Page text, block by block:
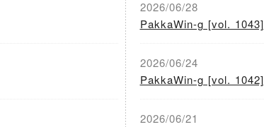
2026/06/28
PakkaWin-g [vol. 1043]
2026/06/24
PakkaWin-g [vol. 1042]
2026/06/21